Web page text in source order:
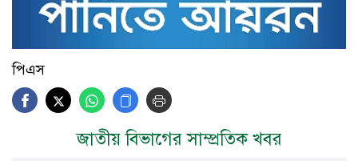
পিএস
জাতীয় বিভাগের সাম্প্রতিক খবর